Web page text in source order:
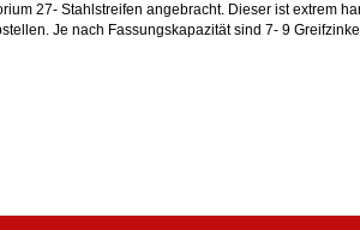
27- Stahlstreifen angebracht. Dieser ist extrem
Je nach Fassungskapazität sind 7- 9